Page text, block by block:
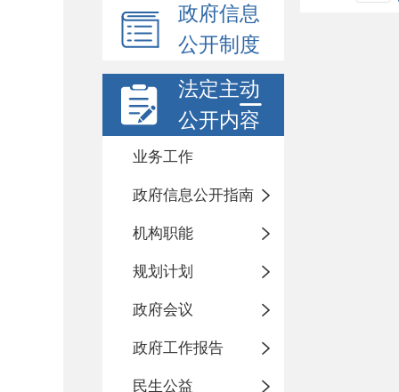
政府信息
公开制度
法定主动
公开内容
业务工作
政府信息公开指南
机构职能
规划计划
政府会议
政府工作报告
民生公益